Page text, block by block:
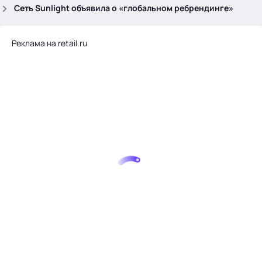
Сеть Sunlight объявила о «глобальном ребрендинге»
Реклама на retail.ru